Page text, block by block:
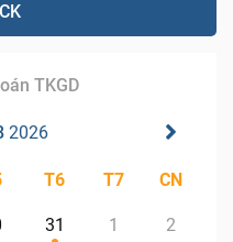
TKGD
2026
T6 T7 CN
31 1 2